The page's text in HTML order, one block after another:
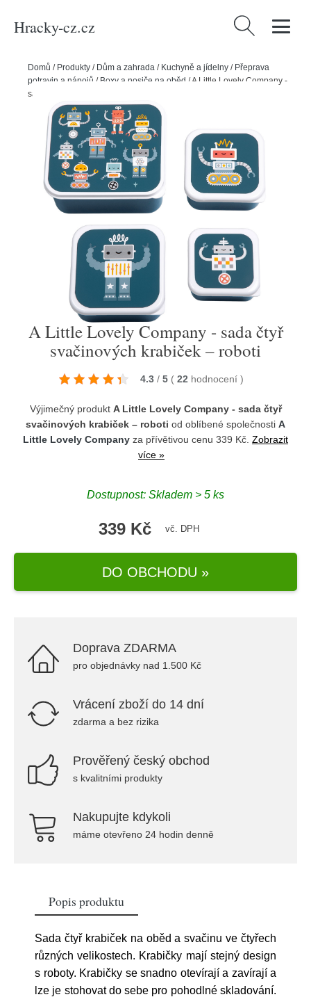
Hracky-cz.cz Vyhledávání
Domů / Produkty / Dům a zahrada / Kuchyně a jídelny / Přeprava
potravin a nápojů / Boxy a nosiče na oběd /A Little Lovely Company -
sada čtyř svačinových krabiček – roboti
A Little Lovely Company - sada čtyř
svačinových krabiček – roboti
4.3 / 5 ( 22 hodnocení )
Výjimečný produkt A Little Lovely Company - sada čtyř
svačinových krabiček – roboti od oblíbené společnosti A
Little Lovely Company za přívětivou cenu 339 Kč. Zobrazit
více »
Dostupnost: Skladem > 5 ks
339 Kč vč. DPH
DO OBCHODU »
Doprava ZDARMA
pro objednávky nad 1.500 Kč
Vrácení zboží do 14 dní
zdarma a bez rizika
Prověřený český obchod
s kvalitními produkty
Nakupujte kdykoli
máme otevřeno 24 hodin denně
Popis produktu
Sada čtyř krabiček na oběd a svačinu ve čtyřech
různých velikostech. Krabičky mají stejný design
s roboty. Krabičky se snadno otevírají a zavírají a
lze je stohovat do sebe pro pohodlné skladování.